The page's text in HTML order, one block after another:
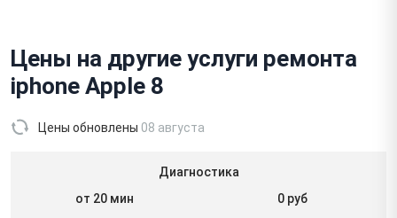
Цены на другие услуги ремонта
iphone Apple 8
Цены обновлены 08 августа
Диагностика
от 20 мин
0 руб